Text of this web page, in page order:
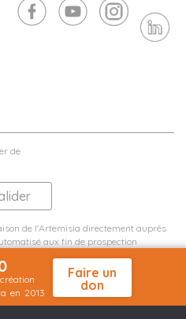
de
de l'Artemisia directement auprès
aux fin de prospection
en 2013
Faire un
don